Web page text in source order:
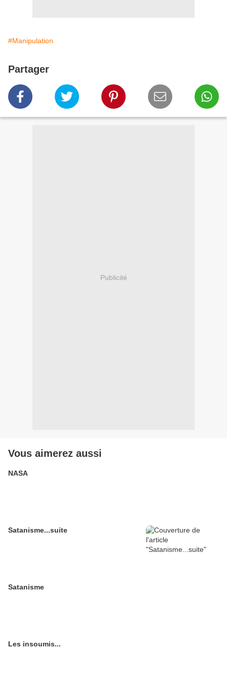
#Manipulation
Partager
Publicité
Vous aimerez aussi
NASA
Satanisme...suite
Satanisme
Les insoumis...